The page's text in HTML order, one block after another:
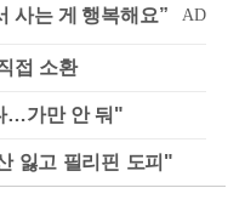
접 소환
…가만 안 둬"
잃고 필리핀 도피"